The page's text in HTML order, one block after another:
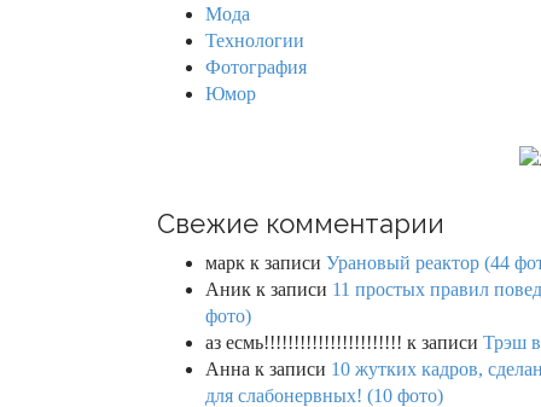
Мода
Технологии
Фотография
Юмор
Свежие комментарии
марк к записи Урановый реактор (44
Аник к записи 11 простых правил
фото)
аз есмь!!!!!!!!!!!!!!!!!!!!!!! к записи Трэш в
Анна к записи 10 жутких кадров,
для слабонервных! (10 фото)